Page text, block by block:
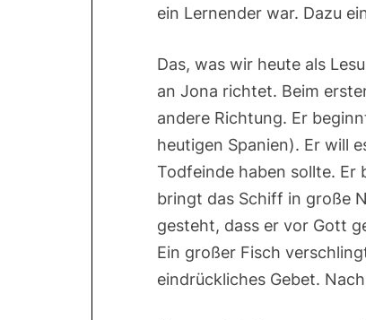
ein Lernender war. Dazu
Das, was wir heute als
an Jona richtet. Beim
andere Richtung. Er
heutigen Spanien). Er will
Todfeinde haben sollte. Er
bringt das Schiff in große
gesteht, dass er vor Gott
Ein großer Fisch
eindrückliches Gebet.